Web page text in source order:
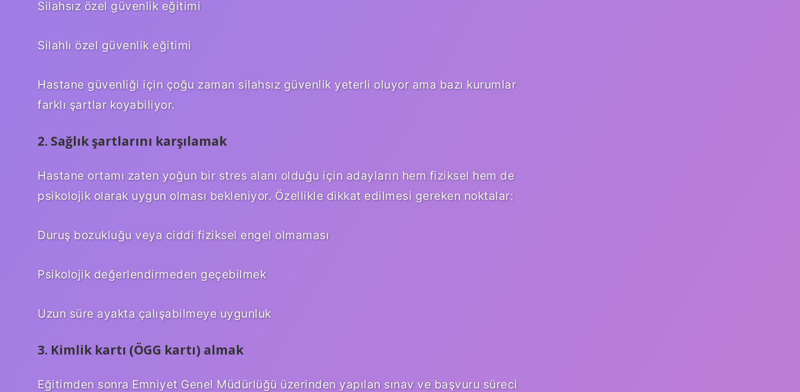
Silahsız özel güvenlik eğitimi
Silahlı özel güvenlik eğitimi
Hastane güvenliği için çoğu zaman silahsız güvenlik yeterli oluyor ama bazı kurumlar
farklı şartlar koyabiliyor.
2. Sağlık şartlarını karşılamak
Hastane ortamı zaten yoğun bir stres alanı olduğu için adayların hem fiziksel hem de
psikolojik olarak uygun olması bekleniyor. Özellikle dikkat edilmesi gereken noktalar:
Duruş bozukluğu veya ciddi fiziksel engel olmaması
Psikolojik değerlendirmeden geçebilmek
Uzun süre ayakta çalışabilmeye uygunluk
3. Kimlik kartı (ÖGG kartı) almak
Eğitimden sonra Emniyet Genel Müdürlüğü üzerinden yapılan sınav ve başvuru süreci